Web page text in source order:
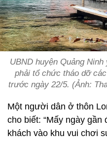
UBND huyện Quảng
phải tổ chức tháo dỡ
trước ngày 22/5. (Ảnh:
Một người dân ở thôn
cho biết: “Mấy ngày
khách vào khu vui chơi